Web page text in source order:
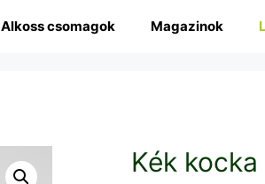
Alkoss csomagok Magazinok
Kék